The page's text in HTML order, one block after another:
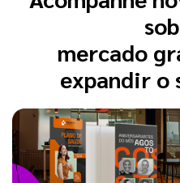
mercado
expandir o